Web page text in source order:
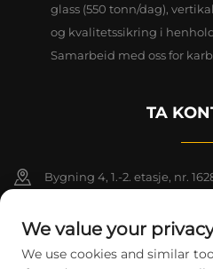
glass (550 tonn/dag),
og kvalitetssikring i
Samarbeid med oss for
TA
Bygning 4, 1.-2. etasje, nr.
+86-15124919712
We value your
We use cookies and similar